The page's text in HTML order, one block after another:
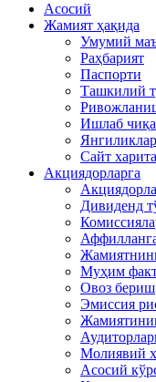
Асосий
Жамият ҳақида
Умумий
Раҳбарият
Паспорти
Ташкилий
Ишлаб
Янгиликлар
Сайт
Акциядорларга
Дивиденд
Муҳим
Овоз бериш
Эмиссия
Молиявий
Асосий